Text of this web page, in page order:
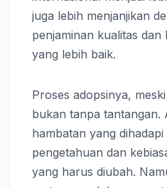
juga lebih menjanjikan
penjaminan kualitas
yang lebih baik.
Proses adopsinya,
bukan tanpa tantangan.
hambatan yang
pengetahuan dan
yang harus diubah.